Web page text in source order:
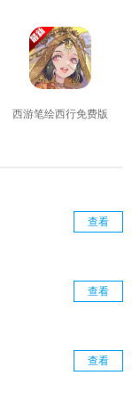
西游笔绘西行免费版
查看
查看
查看